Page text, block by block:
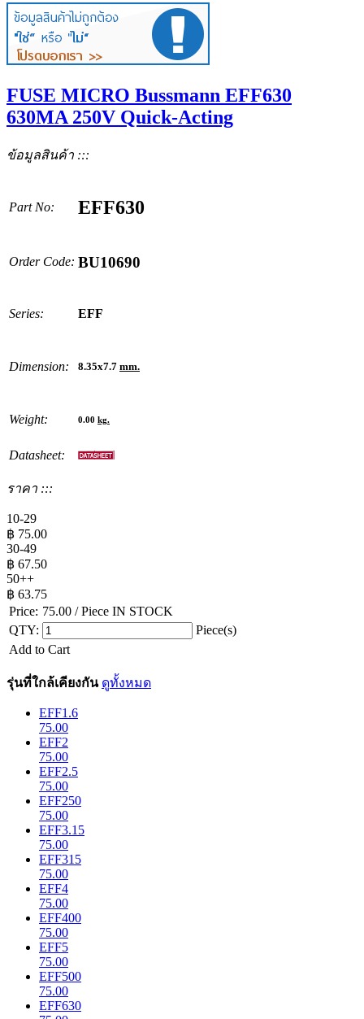
FUSE MICRO Bussmann EFF630
630MA 250V Quick-Acting
ข้อมูลสินค้า :::
Part No: EFF630
Order Code: BU10690
Series: EFF
Dimension: 8.35x7.7 mm.
Weight: 0.00 kg.
Datasheet:
ราคา :::
10-29
฿ 75.00
30-49
฿ 67.50
50++
฿ 63.75
Price: 75.00 / Piece IN STOCK
QTY:
Piece(s)
Add to Cart
รุ่นที่ใกล้เคียงกัน ดูทั้งหมด
EFF1.6
75.00
EFF2
75.00
EFF2.5
75.00
EFF250
75.00
EFF3.15
75.00
EFF315
75.00
EFF4
75.00
EFF400
75.00
EFF5
75.00
EFF500
75.00
EFF630